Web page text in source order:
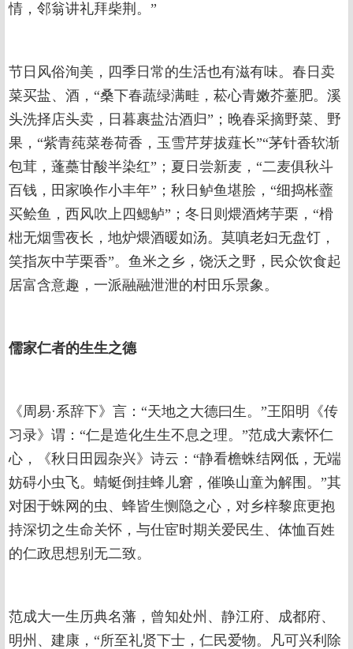
情，邻翁讲礼拜柴荆。”
节日风俗洵美，四季日常的生活也有滋有味。春日卖
菜买盐、酒，“桑下春蔬绿满畦，菘心青嫩芥薹肥。溪
头洗择店头卖，日暮裹盐沽酒归”；晚春采摘野菜、野
果，“紫青莼菜卷荷香，玉雪芹芽拔薤长”“茅针香软渐
包茸，蓬蘽甘酸半染红”；夏日尝新麦，“二麦俱秋斗
百钱，田家唤作小丰年”；秋日鲈鱼堪脍，“细捣枨虀
买鲙鱼，西风吹上四鳃鲈”；冬日则煨酒烤芋栗，“榾
柮无烟雪夜长，地炉煨酒暖如汤。莫嗔老妇无盘饤，
笑指灰中芋栗香”。鱼米之乡，饶沃之野，民众饮食起
居富含意趣，一派融融泄泄的村田乐景象。
儒家仁者的生生之德
《周易·系辞下》言：“天地之大德曰生。”王阳明《传
习录》谓：“仁是造化生生不息之理。”范成大素怀仁
心，《秋日田园杂兴》诗云：“静看檐蛛结网低，无端
妨碍小虫飞。蜻蜓倒挂蜂儿窘，催唤山童为解围。”其
对困于蛛网的虫、蜂皆生恻隐之心，对乡梓黎庶更抱
持深切之生命关怀，与仕宦时期关爱民生、体恤百姓
的仁政思想别无二致。
范成大一生历典名藩，曾知处州、静江府、成都府、
明州、建康，“所至礼贤下士，仁民爱物。凡可兴利除